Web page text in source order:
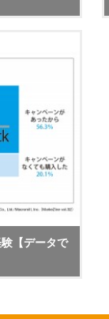
【データで